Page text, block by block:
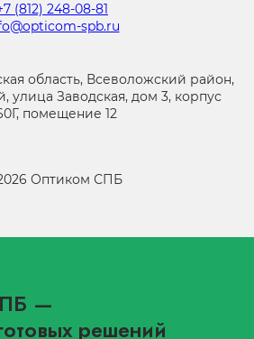
(812) 248-08-81
spb.ru
область, Всеволожский район,
улица Заводская, дом 3, корпус
помещение 12
Оптиком СПБ
—
решений